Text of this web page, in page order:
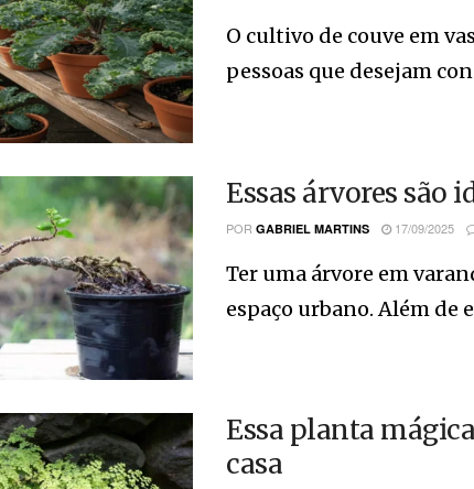
O cultivo de couve em
pessoas que desejam
Essas árvores são
POR GABRIEL MARTINS 17/09/2025
Ter uma árvore em
espaço urbano. Além de
Essa planta
casa